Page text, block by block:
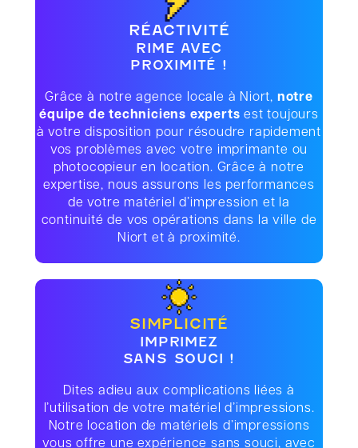
RÉACTIVITÉ
RIME AVEC
PROXIMITÉ !
Grâce à notre agence locale à Niort, notre
équipe de techniciens experts est toujours
à votre disposition pour résoudre rapidement
vos problèmes avec votre imprimante ou
photocopieur en location. Grâce à notre
expertise, nous assurons les performances
de votre matériel d’impression et la
continuité de vos opérations dans la ville de
Niort et à proximité.
SIMPLICITÉ
IMPRIMEZ
SANS SOUCI !
Dites adieu aux complications liées à
l’utilisation de votre matériel d’impressions.
Notre location de matériels d’impressions
vous offre une expérience sans souci, avec